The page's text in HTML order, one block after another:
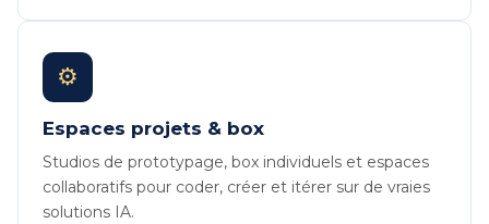
⚙️
Espaces projets & box
Studios de prototypage, box individuels et espaces
collaboratifs pour coder, créer et itérer sur de vraies
solutions IA.